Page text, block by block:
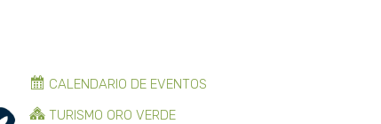
CALENDARIO DE EVENTOS
TURISMO ORO VERDE